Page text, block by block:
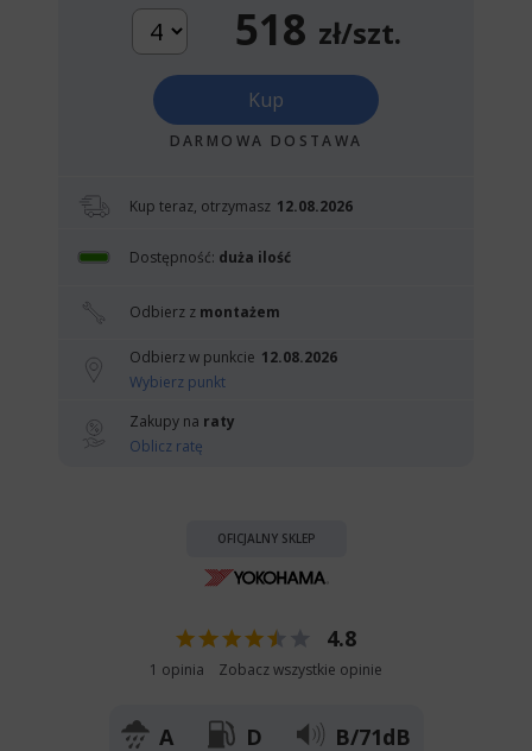
518 zł/szt.
Kup
DARMOWA DOSTAWA
Kup teraz, otrzymasz 12.08.2026
Dostępność: duża ilość
Odbierz z montażem
Odbierz w punkcie 12.08.2026
Wybierz punkt
Zakupy na raty
Oblicz ratę
OFICJALNY SKLEP
4.8
1 opinia Zobacz wszystkie opinie
A D B/71dB